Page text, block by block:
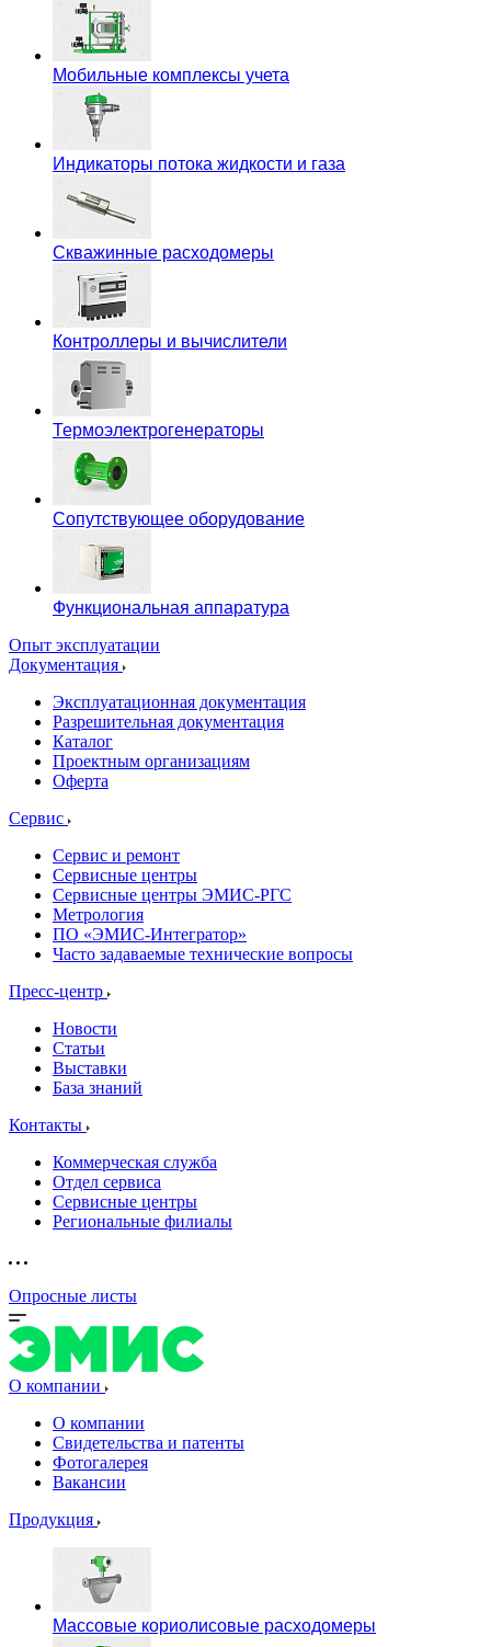
Мобильные комплексы учета
Индикаторы потока жидкости и газа
Скважинные расходомеры
Контроллеры и вычислители
Термоэлектрогенераторы
Сопутствующее оборудование
Функциональная аппаратура
Опыт эксплуатации
Документация
Эксплуатационная документация
Разрешительная документация
Каталог
Проектным организациям
Оферта
Сервис
Сервис и ремонт
Сервисные центры
Сервисные центры ЭМИС-РГС
Метрология
ПО «ЭМИС-Интегратор»
Часто задаваемые технические вопросы
Пресс-центр
Новости
Статьи
Выставки
База знаний
Контакты
Коммерческая служба
Отдел сервиса
Сервисные центры
Региональные филиалы
Опросные листы
О компании
О компании
Свидетельства и патенты
Фотогалерея
Вакансии
Продукция
Массовые кориолисовые расходомеры